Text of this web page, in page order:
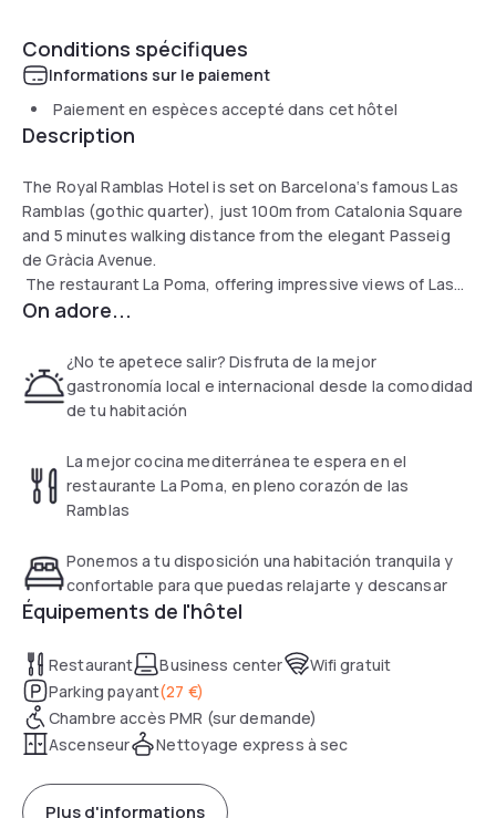
Conditions spécifiques
Informations sur le paiement
Paiement en espèces accepté dans cet hôtel
Description
The Royal Ramblas Hotel is set on Barcelona‘s famous Las
Ramblas (gothic quarter), just 100m from Catalonia Square
and 5 minutes walking distance from the elegant Passeig
de Gràcia Avenue.
The restaurant La Poma, offering impressive views of Las
Ramblas, is open from 12AM until 12PM.
On adore...
¿No te apetece salir? Disfruta de la mejor
gastronomía local e internacional desde la comodidad
de tu habitación
La mejor cocina mediterránea te espera en el
restaurante La Poma, en pleno corazón de las
Ramblas
Ponemos a tu disposición una habitación tranquila y
confortable para que puedas relajarte y descansar
Équipements de l'hôtel
Restaurant Business center
Wifi gratuit
Parking payant(27 €)
Chambre accès PMR (sur demande)
Ascenseur
Nettoyage express à sec
Plus d'informations